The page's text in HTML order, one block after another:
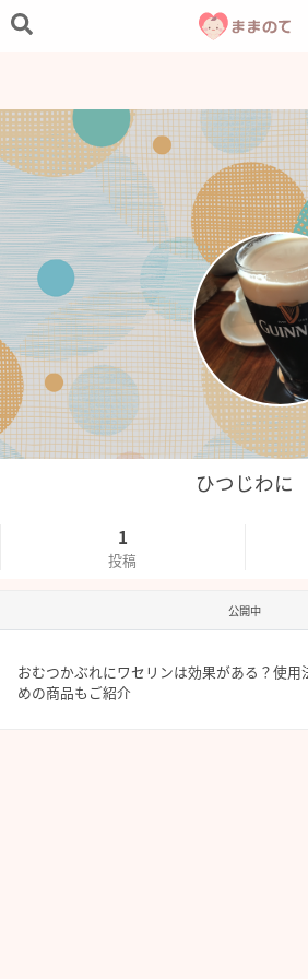
ひつじわに
1
投稿
公開中
おむつかぶれにワセリンは効果がある？使用
めの商品もご紹介